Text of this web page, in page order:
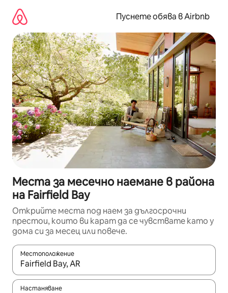
съдържанието
Пуснете обява в Airbnb
Места за месечно наемане в района
на Fairfield Bay
Открийте места под наем за дългосрочни
престои, които ви карат да се чувствате като у
дома си за месец или повече.
Местоположение
Когато резултатите се покажат, използвайте
Настаняване